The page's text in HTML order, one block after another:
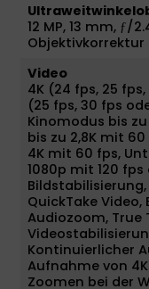
12 MP, 13 mm, ƒ/
Objektivkorrektur
Video
4K (24 fps, 25
(25 fps, 30 fps
Kinomodus bis
bis zu 2,8K mit
4K mit 60 fps,
1080p mit 120
QuickTake
Audiozoom, True
Kontinuierlicher
Aufnahme von
Zoomen bei der